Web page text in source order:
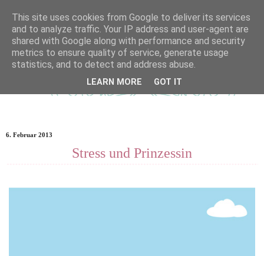
6. Februar 2013
Stress und Prinzessin
This site uses cookies from Google to deliver its services
and to analyze traffic. Your IP address and user-agent are
shared with Google along with performance and security
metrics to ensure quality of service, generate usage
statistics, and to detect and address abuse.
LEARN MORE GOT IT